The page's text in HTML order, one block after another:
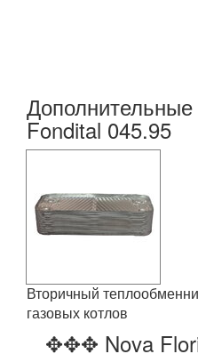
Fondital 045.95
Вторичный
газовых котлов
✥✥✥ Nova